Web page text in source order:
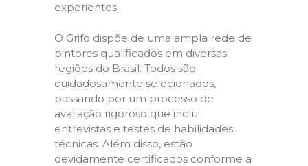
experientes.
O Grifo dispõe de uma ampla rede de
pintores qualificados em diversas
regiões do Brasil. Todos são
cuidadosamente selecionados,
passando por um processo de
avaliação rigoroso que inclui
entrevistas e testes de habilidades
técnicas. Além disso, estão
devidamente certificados conforme a